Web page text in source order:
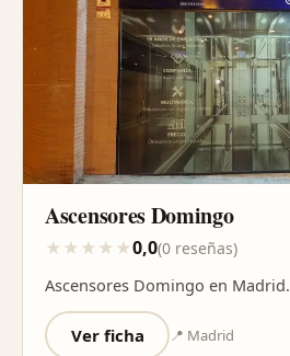
Ascensores Domingo
★ ★ ★ ★ ★0,0(0 reseñas)
Ascensores Domingo en Madrid.
Ver ficha 📍 Madrid